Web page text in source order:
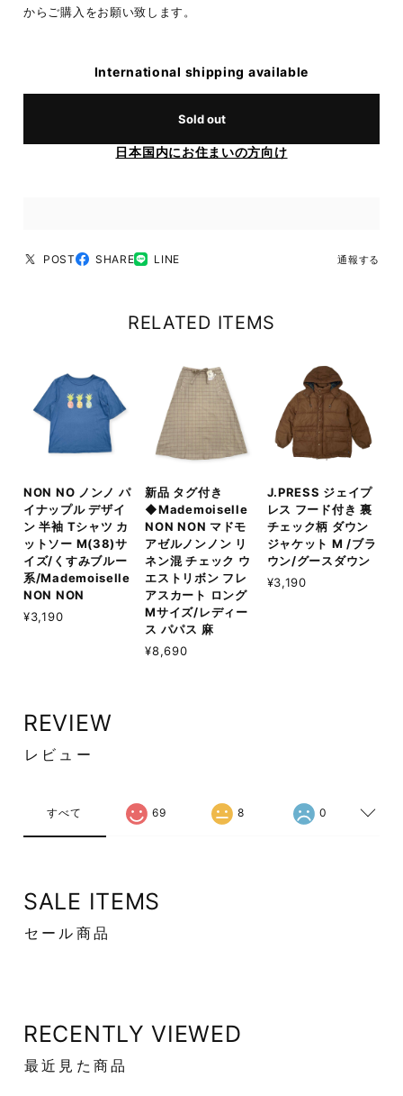
からご購入をお願い致します。
International shipping available
Sold out
日本国内にお住まいの方向け
POST SHARE LINE 通報する
RELATED ITEMS
NON NO ノンノ パ
イナップル デザイ
ン 半袖 Tシャツ カ
ットソー M(38)サ
イズ/くすみブルー
系/Mademoiselle
NON NON
¥3,190
新品 タグ付き
◆Mademoiselle
NON NON マドモ
アゼルノンノン リ
ネン混 チェック ウ
エストリボン フレ
アスカート ロング
Mサイズ/レディー
ス パパス 麻
¥8,690
J.PRESS ジェイプ
レス フード付き 裏
チェック柄 ダウン
ジャケット M /ブラ
ウン/グースダウン
¥3,190
REVIEW
レビュー
すべて 69 8 0
SALE ITEMS
セール商品
RECENTLY VIEWED
最近見た商品